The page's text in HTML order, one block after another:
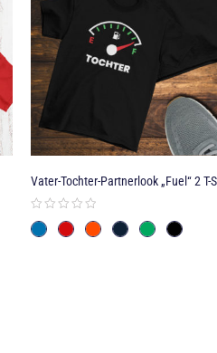
Tipps zeigt derMutter-Sohn-
Vater-Tochter-Partnerlook „Fuel“ 2 T-